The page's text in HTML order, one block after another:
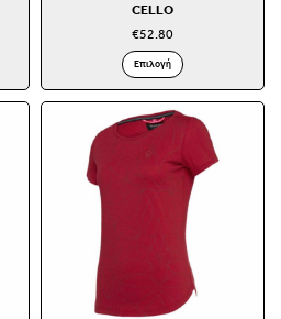
CELLO
€52.80
Επιλογή